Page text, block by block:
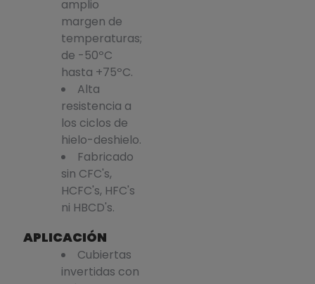
amplio
margen de
temperaturas;
de -50ºC
hasta +75ºC.
Alta
resistencia a
los ciclos de
hielo-deshielo.
Fabricado
sin CFC's,
HCFC's, HFC's
ni HBCD's.
APLICACIÓN
Cubiertas
invertidas con